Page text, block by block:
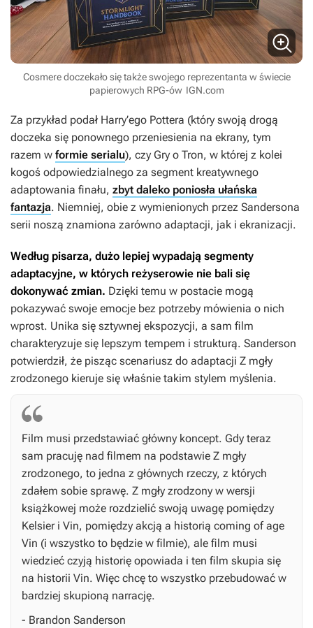
Cosmere doczekało się także swojego reprezentanta w świecie
papierowych RPG-ów IGN.com
Za przykład podał Harry’ego Pottera (który swoją drogą
doczeka się ponownego przeniesienia na ekrany, tym
razem w formie serialu), czy Gry o Tron, w której z kolei
kogoś odpowiedzialnego za segment kreatywnego
adaptowania finału, zbyt daleko poniosła ułańska
fantazja. Niemniej, obie z wymienionych przez Sandersona
serii noszą znamiona zarówno adaptacji, jak i ekranizacji.
Według pisarza, dużo lepiej wypadają segmenty
adaptacyjne, w których reżyserowie nie bali się
dokonywać zmian. Dzięki temu w postacie mogą
pokazywać swoje emocje bez potrzeby mówienia o nich
wprost. Unika się sztywnej ekspozycji, a sam film
charakteryzuje się lepszym tempem i strukturą. Sanderson
potwierdził, że pisząc scenariusz do adaptacji Z mgły
zrodzonego kieruje się właśnie takim stylem myślenia.
Film musi przedstawiać główny koncept. Gdy teraz
sam pracuję nad filmem na podstawie Z mgły
zrodzonego, to jedna z głównych rzeczy, z których
zdałem sobie sprawę. Z mgły zrodzony w wersji
książkowej może rozdzielić swoją uwagę pomiędzy
Kelsier i Vin, pomiędzy akcją a historią coming of age
Vin (i wszystko to będzie w filmie), ale film musi
wiedzieć czyją historię opowiada i ten film skupia się
na historii Vin. Więc chcę to wszystko przebudować w
bardziej skupioną narrację.
- Brandon Sanderson